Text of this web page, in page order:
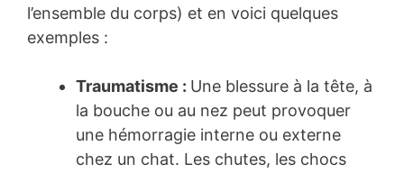
l’ensemble du corps) et en voici quelques
exemples :
Traumatisme : Une blessure à la tête, à
la bouche ou au nez peut provoquer
une hémorragie interne ou externe
chez un chat. Les chutes, les chocs